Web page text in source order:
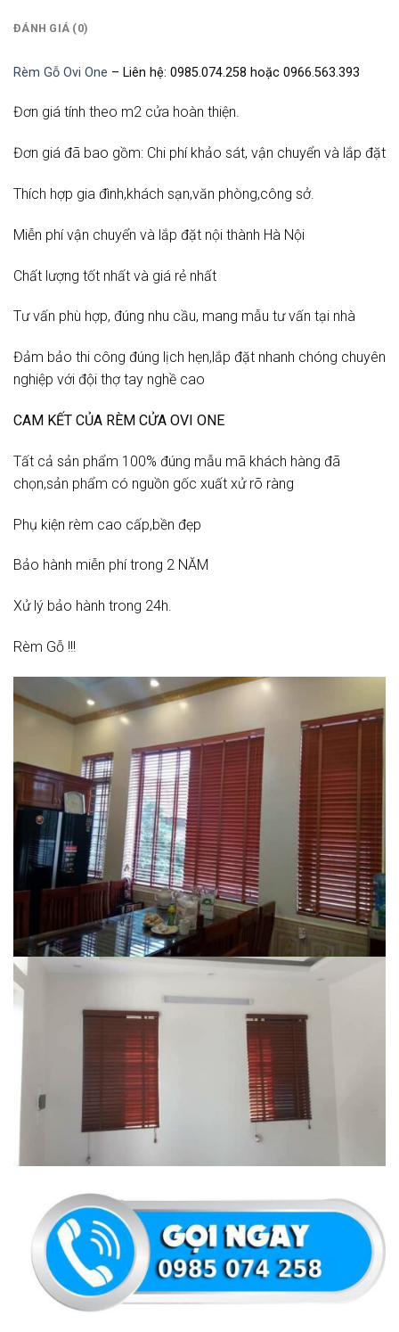
ĐÁNH GIÁ (0)
Rèm Gỗ Ovi One – Liên hệ: 0985.074.258 hoặc 0966.563.393
Đơn giá tính theo m2 cửa hoàn thiện.
Đơn giá đã bao gồm: Chi phí khảo sát, vận chuyển và lắp đặt
Thích hợp gia đình,khách sạn,văn phòng,công sở.
Miễn phí vận chuyển và lắp đặt nội thành Hà Nội
Chất lượng tốt nhất và giá rẻ nhất
Tư vấn phù hợp, đúng nhu cầu, mang mẫu tư vấn tại nhà
Đảm bảo thi công đúng lịch hẹn,lắp đặt nhanh chóng chuyên
nghiệp với đội thợ tay nghề cao
CAM KẾT CỦA RÈM CỬA OVI ONE
Tất cả sản phẩm 100% đúng mẫu mã khách hàng đã
chọn,sản phẩm có nguồn gốc xuất xử rõ ràng
Phụ kiện rèm cao cấp,bền đẹp
Bảo hành miễn phí trong 2 NĂM
Xử lý bảo hành trong 24h.
Rèm Gỗ !!!